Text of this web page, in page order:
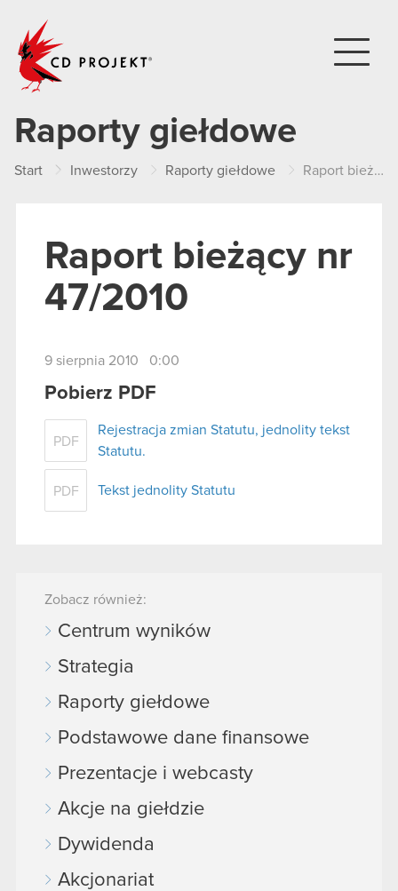
Raporty giełdowe
Start Inwestorzy Raporty giełdowe Raport bieżący nr 47/2010
Raport bieżący nr
47/2010
9 sierpnia 2010 0:00
Pobierz PDF
PDF
Rejestracja zmian Statutu, jednolity tekst
Statutu.
PDF Tekst jednolity Statutu
Zobacz również:
Centrum wyników
Strategia
Raporty giełdowe
Podstawowe dane finansowe
Prezentacje i webcasty
Akcje na giełdzie
Dywidenda
Akcjonariat